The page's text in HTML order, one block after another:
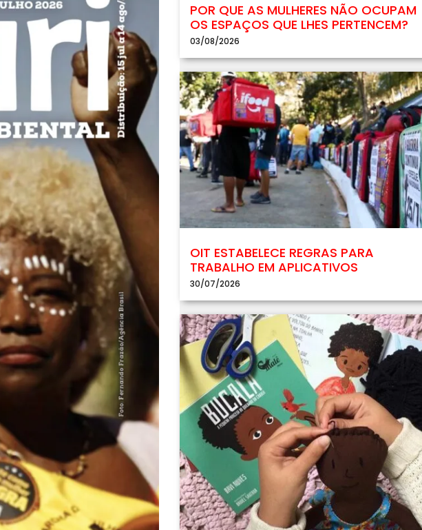
POR QUE AS MULHERES NÃO OCUPAM
OS ESPAÇOS QUE LHES PERTENCEM?
03/08/2026
OIT ESTABELECE REGRAS PARA
TRABALHO EM APLICATIVOS
30/07/2026